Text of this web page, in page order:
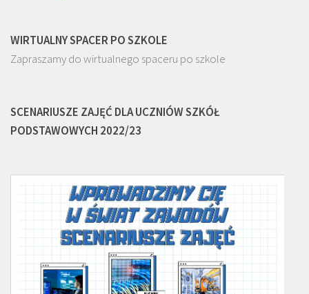
WIRTUALNY SPACER PO SZKOLE
Zapraszamy do wirtualnego spaceru po szkole
SCENARIUSZE ZAJĘĆ DLA UCZNIÓW SZKÓŁ
PODSTAWOWYCH 2022/23